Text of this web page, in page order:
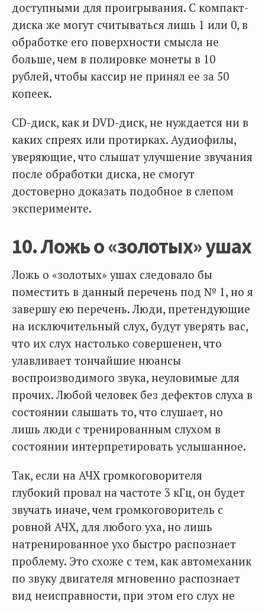
доступными для проигрывания. С компакт-
диска же могут считываться лишь 1 или 0, в
обработке его поверхности смысла не
больше, чем в полировке монеты в 10
рублей, чтобы кассир не принял ее за 50
копеек.
CD-диск, как и DVD-диск, не нуждается ни в
каких спреях или протирках. Аудиофилы,
уверяющие, что слышат улучшение звучания
после обработки диска, не смогут
достоверно доказать подобное в слепом
эксперименте.
10. Ложь о «золотых» ушах
Ложь о «золотых» ушах следовало бы
поместить в данный перечень под № 1, но я
завершу ею перечень. Люди, претендующие
на исключительный слух, будут уверять вас,
что их слух настолько совершенен, что
улавливает тончайшие нюансы
воспроизводимого звука, неуловимые для
прочих. Любой человек без дефектов слуха в
состоянии слышать то, что слушает, но
лишь люди с тренированным слухом в
состоянии интерпретировать услышанное.
Так, если на АЧХ громкоговорителя
глубокий провал на частоте 3 кГц, он будет
звучать иначе, чем громкоговоритель с
ровной АЧХ, для любого уха, но лишь
натренированное ухо быстро распознает
проблему. Это схоже с тем, как автомеханик
по звуку двигателя мгновенно распознает
вид неисправности, при этом его слух не